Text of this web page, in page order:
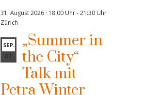
31. August 2026 · 18:00 Uhr-21:30 Uhr
Zürich
SEP.
07
„Summer in
the City“
Talk mit
Petra Winter